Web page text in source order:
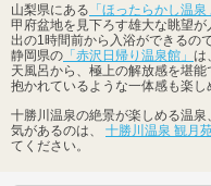
山梨県にある 「ほったらかし温
甲府盆地を見下ろす雄大な眺望
出の1時間前から入浴ができるの
静岡県の 「赤沢日帰り温泉館」 は
天風呂から、極上の解放感を堪
抱かれているような一体感も楽し
十勝川温泉の絶景が楽しめる温
気があるのは、 十勝川温泉 観月
てください。